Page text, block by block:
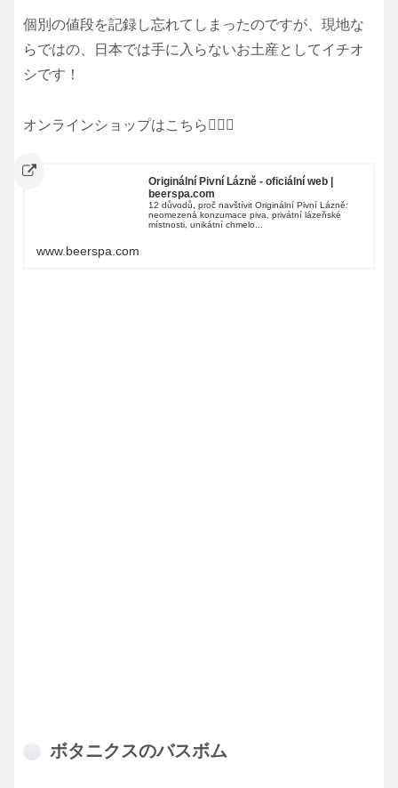
個別の値段を記録し忘れてしまったのですが、現地な
らではの、日本では手に入らないお土産としてイチオ
シです！
オンラインショップはこちら💁🏻‍♀️
Originální Pivní Lázně - oficiální web |
beerspa.com
12 důvodů, proč navštívit Originální Pivní Lázně:
neomezená konzumace piva, privátní lázeňské
místnosti, unikátní chmelo...
www.beerspa.com
ボタニクスのバスボム